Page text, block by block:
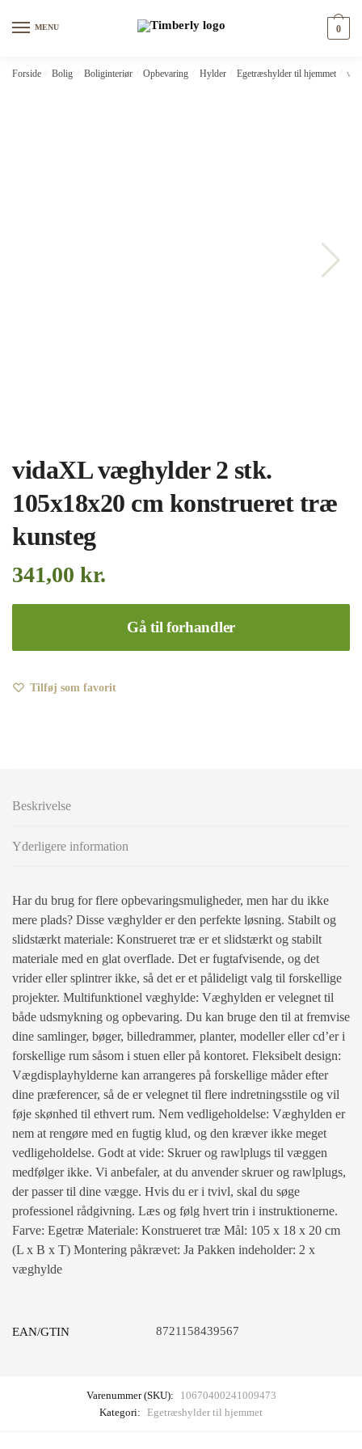
MENU 0
Forside Bolig Boliginteriør Opbevaring Hylder Egetræshylder til hjemmet
vidaXL væghylder 2 stk.
105x18x20 cm konstrueret træ
kunsteg
341,00 kr.
Gå til forhandler
Tilføj som favorit
Beskrivelse
Yderligere information
Har du brug for flere opbevaringsmuligheder, men har du ikke
mere plads? Disse væghylder er den perfekte løsning. Stabilt og
slidstærkt materiale: Konstrueret træ er et slidstærkt og stabilt
materiale med en glat overflade. Det er fugtafvisende, og det
vrider eller splintrer ikke, så det er et pålideligt valg til forskellige
projekter. Multifunktionel væghylde: Væghylden er velegnet til
både udsmykning og opbevaring. Du kan bruge den til at fremvise
dine samlinger, bøger, billedrammer, planter, modeller eller cd’er i
forskellige rum såsom i stuen eller på kontoret. Fleksibelt design:
Vægdisplayhylderne kan arrangeres på forskellige måder efter
dine præferencer, så de er velegnet til flere indretningsstile og vil
føje skønhed til ethvert rum. Nem vedligeholdelse: Væghylden er
nem at rengøre med en fugtig klud, og den kræver ikke meget
vedligeholdelse. Godt at vide: Skruer og rawlplugs til væggen
medfølger ikke. Vi anbefaler, at du anvender skruer og rawlplugs,
der passer til dine vægge. Hvis du er i tvivl, skal du søge
professionel rådgivning. Læs og følg hvert trin i instruktionerne.
Farve: Egetræ Materiale: Konstrueret træ Mål: 105 x 18 x 20 cm
(L x B x T) Montering påkrævet: Ja Pakken indeholder: 2 x
væghylde
EAN/GTIN 8721158439567
Varenummer (SKU):
10670400241009473
Kategori: Egetræshylder til hjemmet